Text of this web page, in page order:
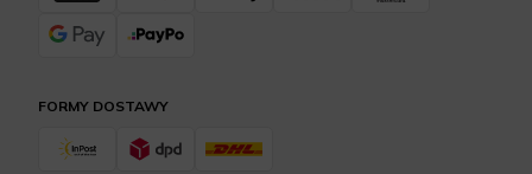
FORMY DOSTAWY